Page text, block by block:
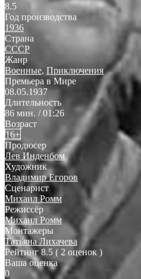
8.5
Год производства
1936
Страна
СССР
Жанр
Военные, Приключения
Премьера в Мире
08.05.1937
Длительность
86 мин. / 01:26
Возраст
16+
Продюсер
Лев Инденбом
Художник
Владимир Егоров
Сценарист
Михаил Ромм
Режиссёр
Михаил Ромм
Монтажеры
Татьяна Лихачева
Рейтинг 8.5 ( 2 оценок )
Ваша оценка
0